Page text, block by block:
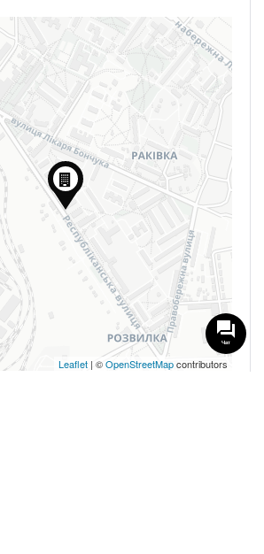
Leaflet | ©OpenStreetMapcontributors
Чат